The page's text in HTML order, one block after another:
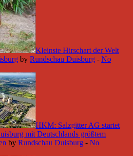
Kleinste Hirschart der Welt
by Rundschau Duisburg - No
HKM: Salzgitter AG startet
mit Deutschlands größtem
by Rundschau Duisburg - No